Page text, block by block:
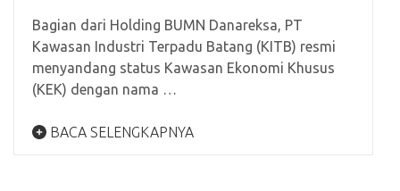
Bagian dari Holding BUMN Danareksa, PT
Kawasan Industri Terpadu Batang (KITB) resmi
menyandang status Kawasan Ekonomi Khusus
(KEK) dengan nama …
BACA SELENGKAPNYA